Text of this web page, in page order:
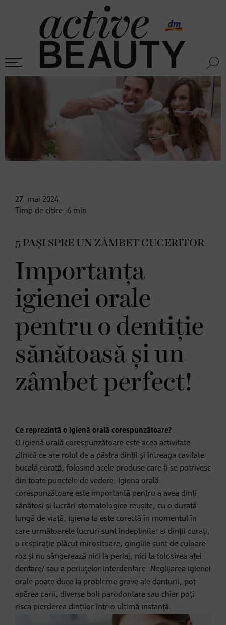
27. mai 2024
Timp de citire: 6 min
5 PAȘI SPRE UN ZÂMBET CUCERITOR
Importanța
igienei orale
pentru o dentiție
sănătoasă și un
zâmbet perfect!
Ce reprezintă o igienă orală corespunzătoare?
O igienă orală corespunzătoare este acea activitate
zilnică ce are rolul de a păstra dinții și întreaga cavitate
bucală curată, folosind acele produse care ți se potrivesc
din toate punctele de vedere. Igiena orală
corespunzătoare este importantă pentru a avea dinți
sănătoși și lucrări stomatologice reușite, cu o durată
lungă de viață. Igiena ta este corectă în momentul în
care următoarele lucruri sunt îndeplinite: ai dinții curați,
o respirație plăcut mirositoare, gingiile sunt de culoare
roz și nu sângerează nici la periaj, nici la folosirea aței
dentare/ sau a periuțelor interdentare. Neglijarea igienei
orale poate duce la probleme grave ale danturii, pot
apărea carii, diverse boli parodontare sau chiar poți
risca pierderea dinților într-o ultimă instanță.